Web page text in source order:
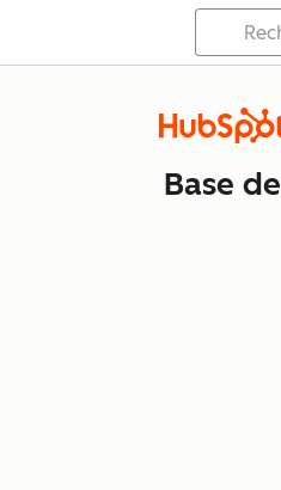
Base